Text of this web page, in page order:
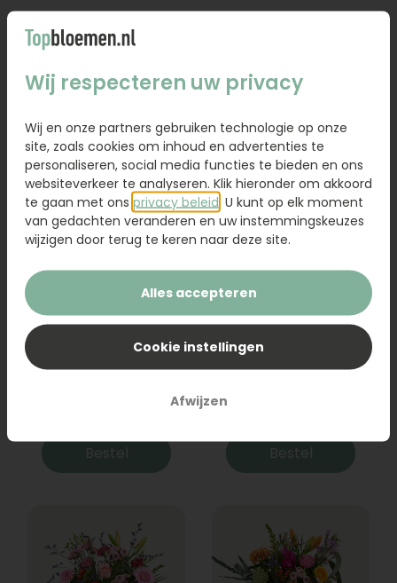
Boeket Raya
Bestel
Sanseveria
Bestel
Wij respecteren uw privacy
Wij en onze partners gebruiken technologie op onze
site, zoals cookies om inhoud en advertenties te
personaliseren, social media functies te bieden en ons
websiteverkeer te analyseren. Klik hieronder om akkoord
te gaan met ons privacy beleid . U kunt op elk moment
van gedachten veranderen en uw instemmingskeuzes
wijzigen door terug te keren naar deze site.
Alles accepteren
Cookie instellingen
Afwijzen